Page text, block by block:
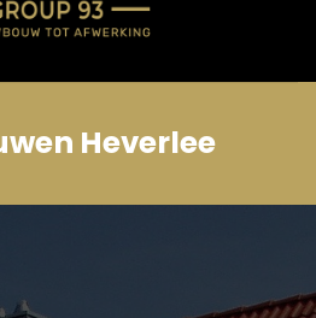
Heverlee